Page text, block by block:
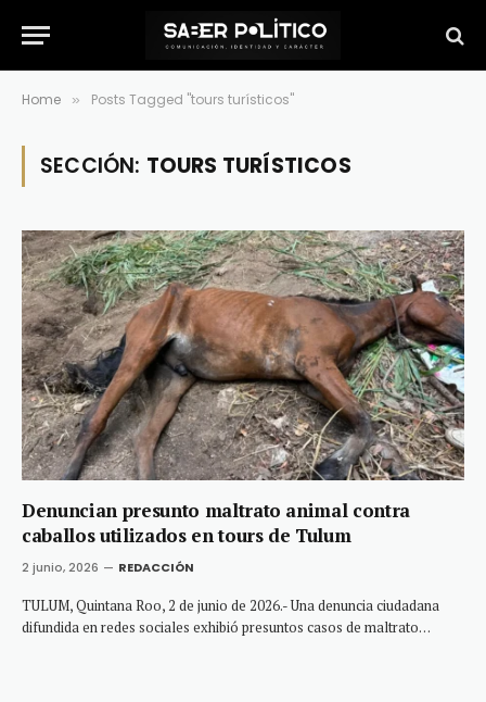
Home » Posts Tagged "tours turísticos"
SECCIÓN: TOURS TURÍSTICOS
Denuncian presunto maltrato animal contra
caballos utilizados en tours de Tulum
2 junio, 2026 REDACCIÓN
TULUM, Quintana Roo, 2 de junio de 2026.- Una denuncia ciudadana
difundida en redes sociales exhibió presuntos casos de maltrato…